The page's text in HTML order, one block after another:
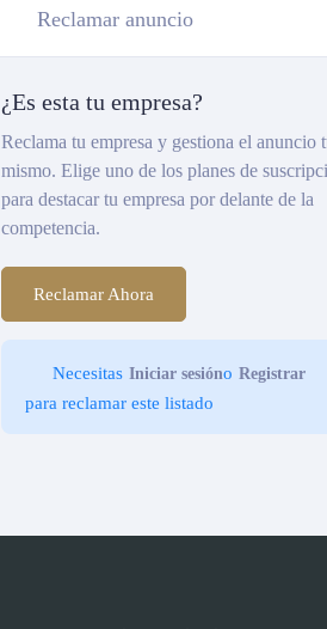
Reclamar anuncio
¿Es esta tu empresa?
Reclama tu empresa y gestiona el anuncio
mismo. Elige uno de los planes de
para destacar tu empresa por delante de la
competencia.
Reclamar Ahora
Necesitas Iniciar sesióno Registrar
para reclamar este listado